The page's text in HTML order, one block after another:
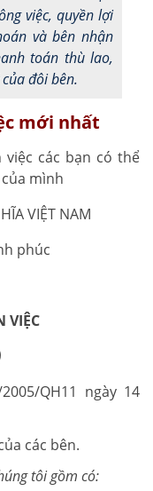
việc, quyền lợi
và bên nhận
toán thù lao,
đôi bên.
mới nhất
các bạn có thể
mình
VIỆT NAM
phúc
VIỆC
QH11 ngày 14
các bên.
tôi gồm có: